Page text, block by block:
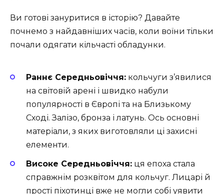
Ви готові зануритися в історію? Давайте
почнемо з найдавніших часів, коли воїни тільки
почали одягати кільчасті обладунки.
Раннє Середньовіччя: кольчуги з’явилися
на світовій арені і швидко набули
популярності в Європі та на Близькому
Сході. Залізо, бронза і латунь. Ось основні
матеріали, з яких виготовляли ці захисні
елементи.
Високе Середньовіччя: ця епоха стала
справжнім розквітом для кольчуг. Лицарі й
прості піхотинці вже не могли собі уявити